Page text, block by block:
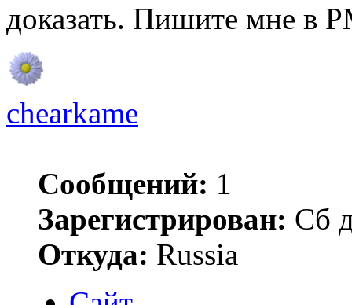
доказать. Пишите мне в
chearkame
Сообщений: 1
Зарегистрирован: Сб
Откуда: Russia